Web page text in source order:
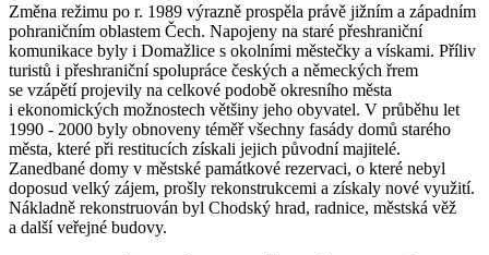
Změna režimu po r. 1989 výrazně prospěla právě jižním a západním
pohraničním oblastem Čech. Napojeny na staré přeshraniční
komunikace byly i Domažlice s okolními městečky a vískami. Příliv
turistů i přeshraniční spolupráce českých a německých řrem
se vzápětí projevily na celkové podobě okresního města
i ekonomických možnostech většiny jeho obyvatel. V průběhu let
1990 - 2000 byly obnoveny téměř všechny fasády domů starého
města, které při restitucích získali jejich původní majitelé.
Zanedbané domy v městské památkové rezervaci, o které nebyl
doposud velký zájem, prošly rekonstrukcemi a získaly nové využití.
Nákladně rekonstruován byl Chodský hrad, radnice, městská věž
a další veřejné budovy.